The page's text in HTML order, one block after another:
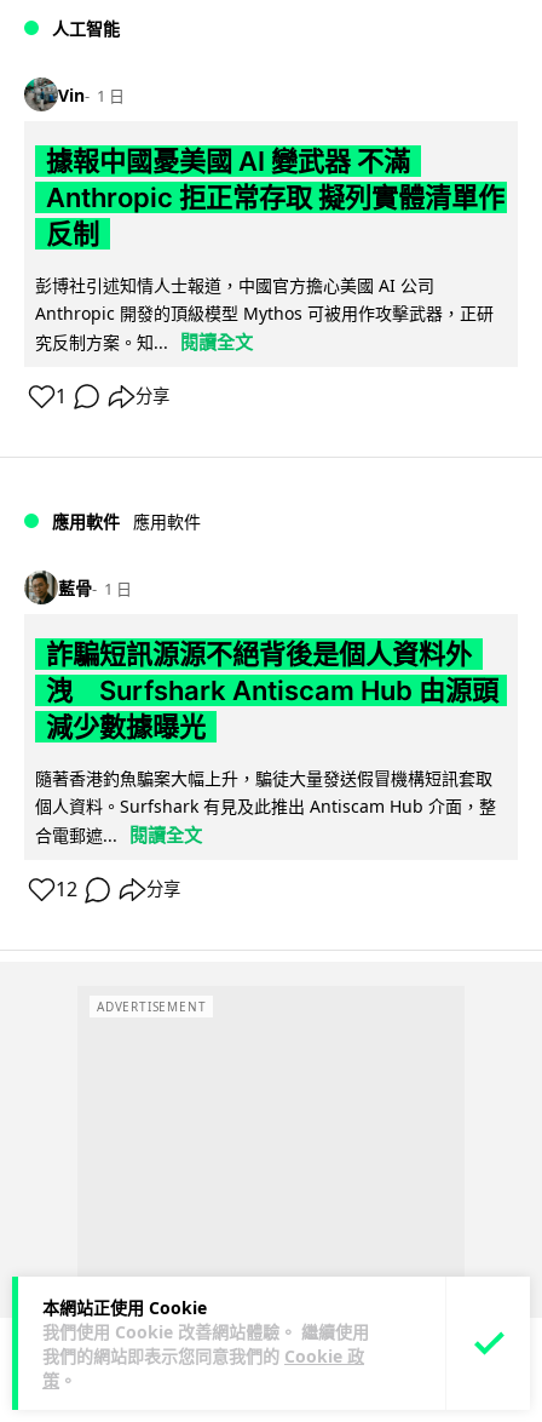
本網站正使用 Cookie
我們使用 Cookie 改善網站體驗。 繼續使用
我們的網站即表示您同意我們的 Cookie 政
策 。
人工智能
Vin 1 日
據報中國憂美國 AI 變武器 不滿
Anthropic 拒正常存取 擬列實體清單作
反制
彭博社引述知情人士報道，中國官方擔心美國 AI 公司
Anthropic 開發的頂級模型 Mythos 可被用作攻擊武器，正研
究反制方案。知...
閱讀全文
1 分享
應用軟件 應用軟件
藍骨 1 日
詐騙短訊源源不絕背後是個人資料外
洩 Surfshark Antiscam Hub 由源頭
減少數據曝光
隨著香港釣魚騙案大幅上升，騙徒大量發送假冒機構短訊套取
個人資料。Surfshark 有見及此推出 Antiscam Hub 介面，整
合電郵遮...
閱讀全文
12 分享
ADVERTISEMENT
科技娛樂